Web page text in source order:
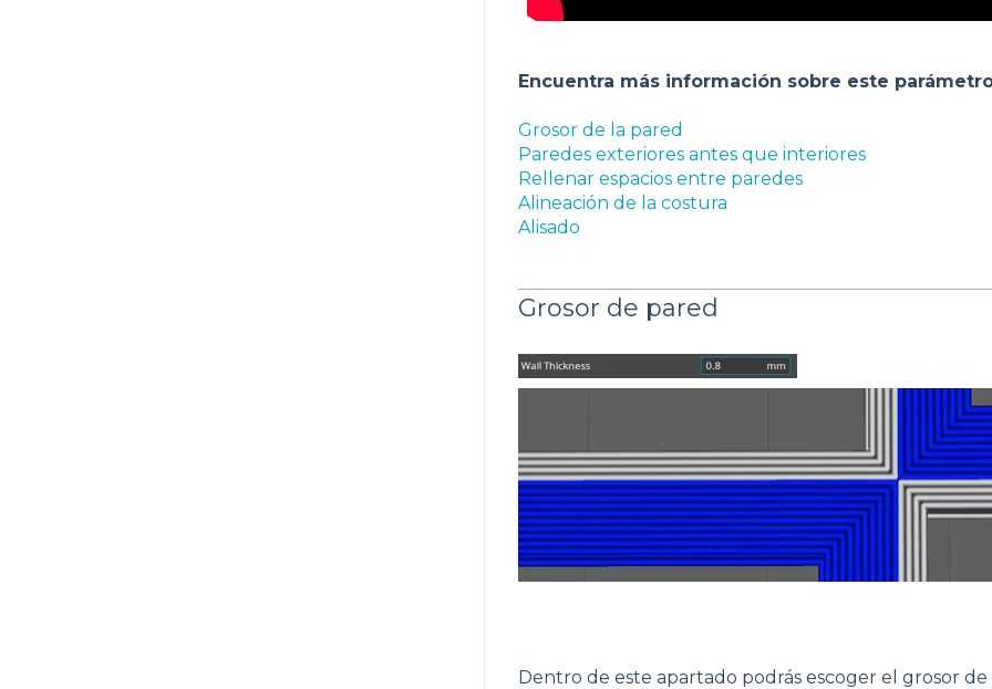
Encuentra más información sobre este
Grosor de la pared
Paredes exteriores antes que interiores
Rellenar espacios entre paredes
Alineación de la costura
Alisado
Grosor de pared
Dentro de este apartado podrás escoger el grosor de